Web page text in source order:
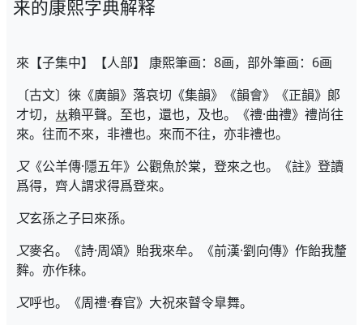
来的康熙字典解释
來【子集中】【人部】 康熙筆画：8画，部外筆画：6画
〔古文〕徠《廣韻》落哀切《集韻》《韻會》《正韻》郞
才切，
賴平聲。至也，還也，及也。《禮·曲禮》禮尚往
來。往而不來，非禮也。來而不往，亦非禮也。
又《公羊傳·隱五年》公觀魚於棠，登來之也。《註》登讀
爲得，齊人謂求得爲登來。
又玄孫之子曰來孫。
又麥名。《詩·周頌》貽我來牟。《前漢·劉向傳》作飴我釐
麰。亦作䅘。
又呼也。《周禮·春官》大祝來瞽令臯舞。